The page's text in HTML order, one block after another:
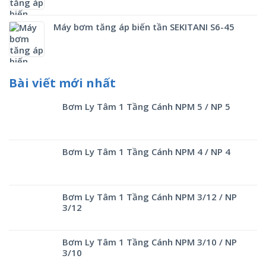
Máy bơm tăng áp biến tần SEKITANI S6-45
Bài viết mới nhất
Bơm Ly Tâm 1 Tầng Cánh NPM 5 / NP 5
Bơm Ly Tâm 1 Tầng Cánh NPM 4 / NP 4
Bơm Ly Tâm 1 Tầng Cánh NPM 3/12 / NP
3/12
Bơm Ly Tâm 1 Tầng Cánh NPM 3/10 / NP
3/10